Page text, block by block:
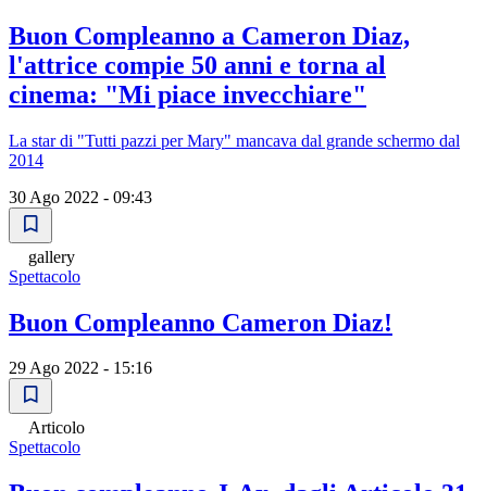
Buon Compleanno a Cameron Diaz,
l'attrice compie 50 anni e torna al
cinema: "Mi piace invecchiare"
La star di "Tutti pazzi per Mary" mancava dal grande schermo dal
2014
30 Ago 2022 - 09:43
gallery
Spettacolo
Buon Compleanno Cameron Diaz!
29 Ago 2022 - 15:16
Articolo
Spettacolo